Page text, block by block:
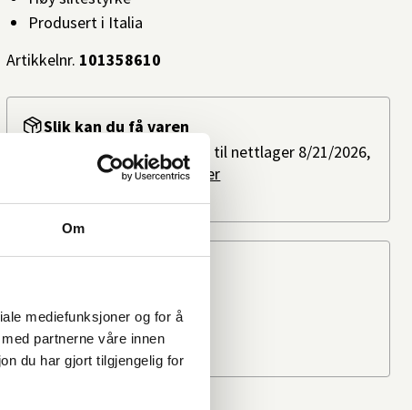
Om
mediefunksjoner og for å
partnerne våre innen
du har gjort tilgjengelig for
Slik kan du få varen
Bestillingsvare: Forventes til nettlager 8/21/2026,
ved bestilling i dag.Les mer
Produsert i Italia
Artikkelnr. 101358610